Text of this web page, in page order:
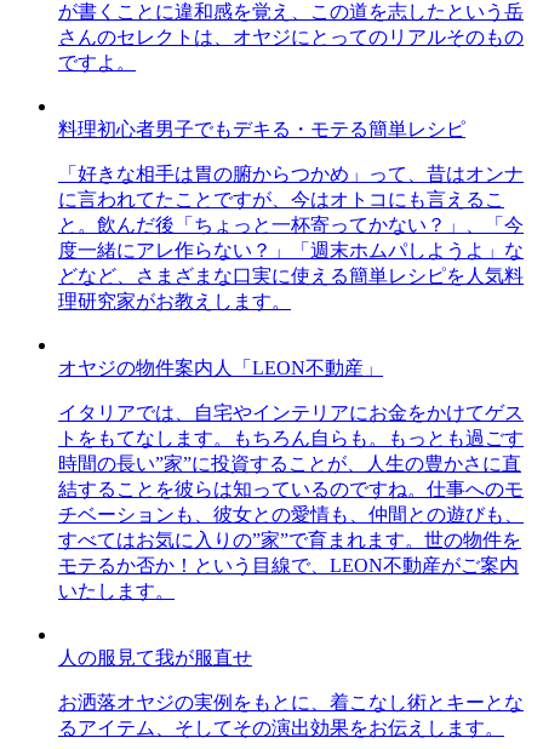
が書くことに違和感を覚え、この道を志したという岳
さんのセレクトは、オヤジにとってのリアルそのもの
ですよ。
料理初心者男子でもデキる・モテる簡単レシピ
「好きな相手は胃の腑からつかめ」って、昔はオンナ
に言われてたことですが、今はオトコにも言えるこ
と。飲んだ後「ちょっと一杯寄ってかない？」、「今
度一緒にアレ作らない？」「週末ホムパしようよ」な
どなど、さまざまな口実に使える簡単レシピを人気料
理研究家がお教えします。
オヤジの物件案内人「LEON不動産」
イタリアでは、自宅やインテリアにお金をかけてゲス
トをもてなします。もちろん自らも。もっとも過ごす
時間の長い”家”に投資することが、人生の豊かさに直
結することを彼らは知っているのですね。仕事へのモ
チベーションも、彼女との愛情も、仲間との遊びも、
すべてはお気に入りの”家”で育まれます。世の物件を
モテるか否か！という目線で、LEON不動産がご案内
いたします。
人の服見て我が服直せ
お洒落オヤジの実例をもとに、着こなし術とキーとな
るアイテム、そしてその演出効果をお伝えします。